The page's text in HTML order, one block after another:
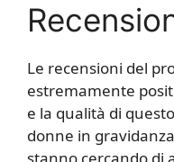
Le recensioni del
estremamente
e la qualità di
donne in